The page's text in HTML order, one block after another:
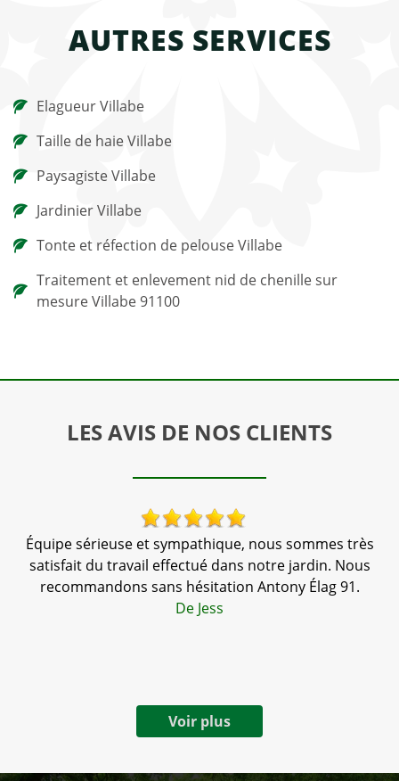
AUTRES SERVICES
Elagueur Villabe
Taille de haie Villabe
Paysagiste Villabe
Jardinier Villabe
Tonte et réfection de pelouse Villabe
Traitement et enlevement nid de chenille sur
mesure Villabe 91100
LES AVIS DE NOS CLIENTS
Équipe sérieuse et sympathique, nous sommes très
satisfait du travail effectué dans notre jardin. Nous
recommandons sans hésitation Antony Élag 91.
De Jess
Voir plus